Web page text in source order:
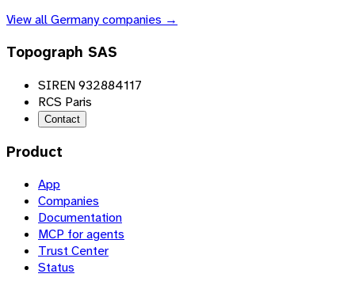
View allGermanycompanies →
Topograph SAS
SIREN 932884117
RCS Paris
Contact
Product
App
Companies
Documentation
MCP for agents
Trust Center
Status